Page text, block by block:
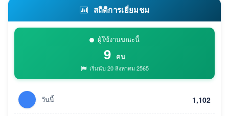
สถิติการเยี่ยมชม
ผู้ใช้งานขณะนี้
9 คน
เริ่มนับ 20 สิงหาคม 2565
วันนี้ 1,102